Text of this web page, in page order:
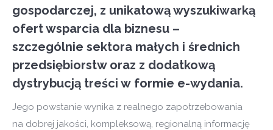
gospodarczej, z unikatową wyszukiwarką
ofert wsparcia dla biznesu –
szczególnie sektora małych i średnich
przedsiębiorstw oraz z dodatkową
dystrybucją treści w formie e-wydania.
Jego powstanie wynika z realnego zapotrzebowania
na dobrej jakości, kompleksową, regionalną informację